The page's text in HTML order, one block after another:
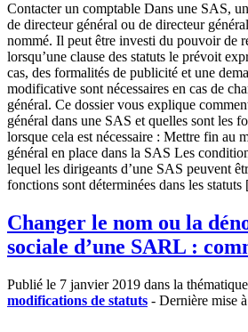
Contacter un comptable Dans une SAS,
de directeur général ou de directeur
nommé. Il peut être investi du pouvoir de
lorsqu’une clause des statuts le prévoit
cas, des formalités de publicité et une
modificative sont nécessaires en cas de
général. Ce dossier vous explique
général dans une SAS et quelles sont les
lorsque cela est nécessaire : Mettre fin au
général en place dans la SAS Les
lequel les dirigeants d’une SAS peuvent
fonctions sont déterminées dans les
Changer le nom ou la
sociale d’une SARL :
Publié le 7 janvier 2019 dans la thématique
modifications de statuts - Dernière mise